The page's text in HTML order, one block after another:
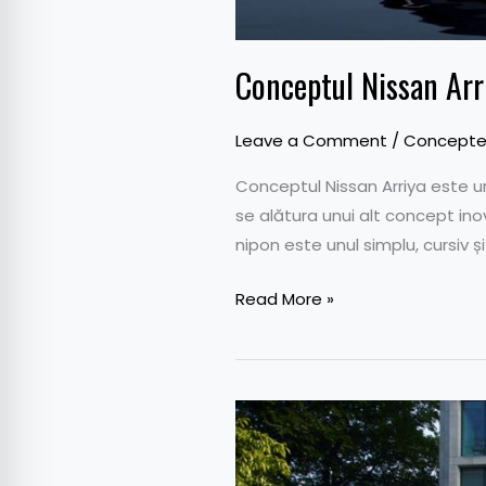
Conceptul Nissan
Leave a Comment / Concepte
Conceptul Nissan Arriya este
se alătura unui alt concept
nipon este unul simplu, cursiv
Read More »
Noua
Honda
Jazz